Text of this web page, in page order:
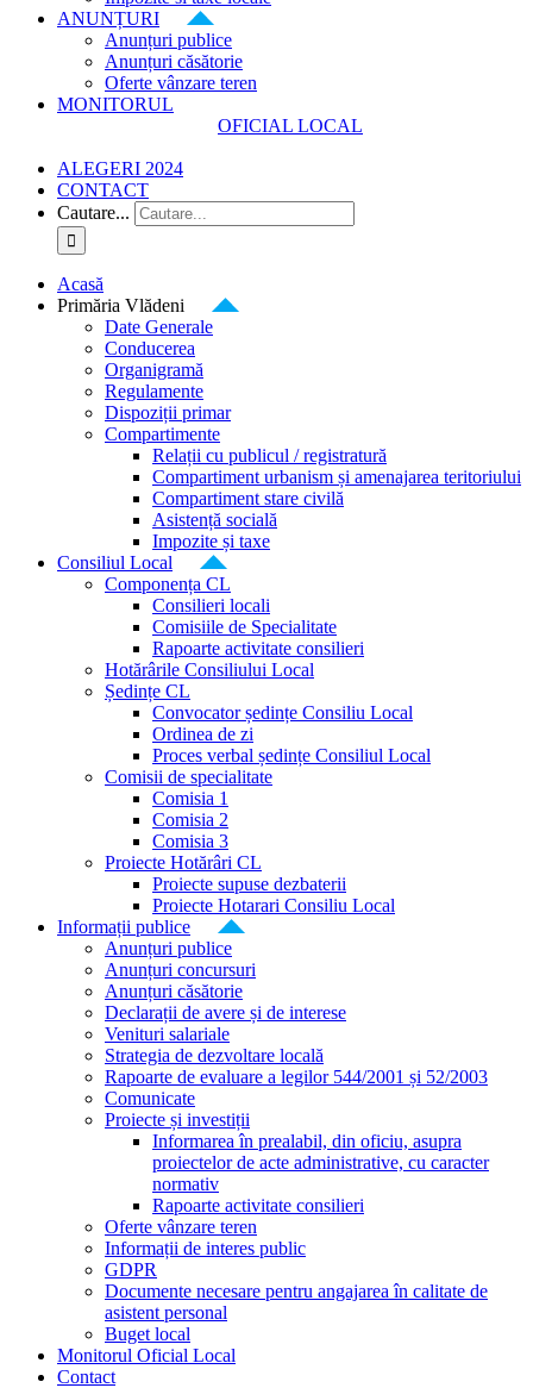
ANUNȚURI
Anunțuri publice
Anunțuri căsătorie
Oferte vânzare teren
MONITORUL
OFICIAL LOCAL
ALEGERI 2024
CONTACT
Cautare...
Acasă
Primăria Vlădeni
Date Generale
Conducerea
Organigramă
Regulamente
Dispoziții primar
Compartimente
Relații cu publicul / registratură
Compartiment urbanism și amenajarea teritoriului
Compartiment stare civilă
Asistență socială
Impozite și taxe
Consiliul Local
Componența CL
Consilieri locali
Comisiile de Specialitate
Rapoarte activitate consilieri
Hotărârile Consiliului Local
Ședințe CL
Convocator ședințe Consiliu Local
Ordinea de zi
Proces verbal ședințe Consiliul Local
Comisii de specialitate
Comisia 1
Comisia 2
Comisia 3
Proiecte Hotărâri CL
Proiecte supuse dezbaterii
Proiecte Hotarari Consiliu Local
Informații publice
Anunțuri publice
Anunțuri concursuri
Anunțuri căsătorie
Declarații de avere și de interese
Venituri salariale
Strategia de dezvoltare locală
Rapoarte de evaluare a legilor 544/2001 și 52/2003
Comunicate
Proiecte și investiții
Informarea în prealabil, din oficiu, asupra
proiectelor de acte administrative, cu caracter
normativ
Rapoarte activitate consilieri
Oferte vânzare teren
Informații de interes public
GDPR
Documente necesare pentru angajarea în calitate de
asistent personal
Buget local
Monitorul Oficial Local
Contact